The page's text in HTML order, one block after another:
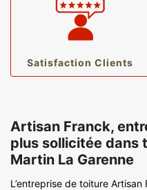
Satisfaction Clients
Artisan Franck,
plus sollicitée dans
Martin La Garenne
L’entreprise de toiture